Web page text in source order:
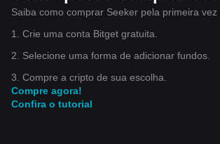
Saiba como comprar Seeker pela primeira vez
1. Crie uma conta Bitget gratuita.
2. Selecione uma forma de adicionar fundos.
3. Compre a cripto de sua escolha.
Compre agora!
Confira o tutorial